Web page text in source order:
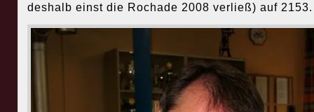
deshalb einst die Rochade 2008 verließ) auf 2153.